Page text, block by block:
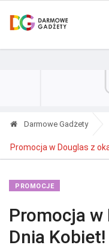
Darmowe Gadżety
Promocja w Douglas z
PROMOCJE
Promocja w
Dnia Kobiet!